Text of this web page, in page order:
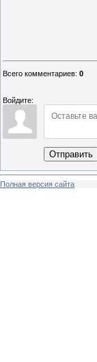
Всего комментариев: 0
Войдите:
Отправить
Полная версия сайта